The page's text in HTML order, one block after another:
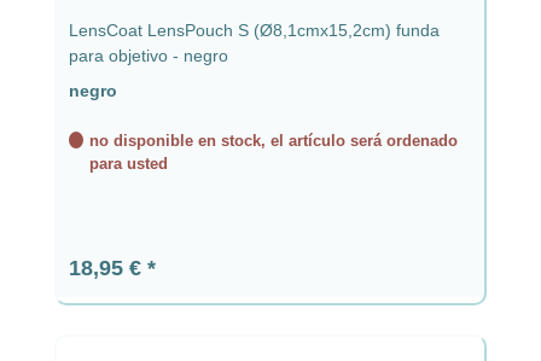
LensCoat LensPouch S (Ø8,1cmx15,2cm) funda
para objetivo - negro
negro
no disponible en stock, el artículo será ordenado
para usted
Precio normal:
18,95 €